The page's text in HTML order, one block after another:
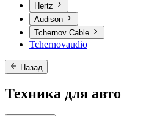
Hertz
Audison
Tchernov Cable
Tchernovaudio
Назад
Техника для авто